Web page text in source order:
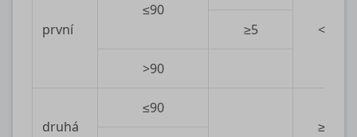
první
≤90
<12
≥5
>90
druhá
≤90
≥12